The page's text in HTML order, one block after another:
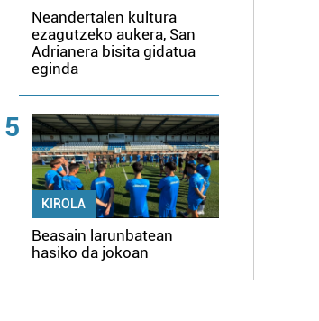
Neandertalen kultura
ezagutzeko aukera, San
Adrianera bisita gidatua
eginda
5
KIROLA
Beasain larunbatean
hasiko da jokoan